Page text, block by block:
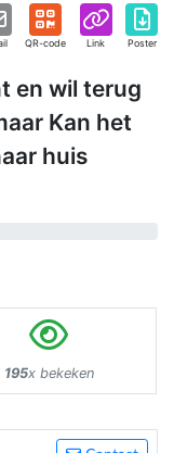
QR-code Link Poster
en wil terug
Kan het
huis
195x bekeken